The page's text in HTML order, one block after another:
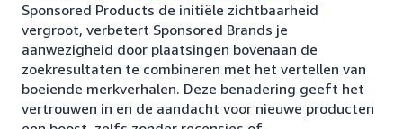
Sponsored Products de initiële zichtbaarheid
vergroot, verbetert Sponsored Brands je
aanwezigheid door plaatsingen bovenaan de
zoekresultaten te combineren met het vertellen van
boeiende merkverhalen. Deze benadering geeft het
vertrouwen in en de aandacht voor nieuwe producten